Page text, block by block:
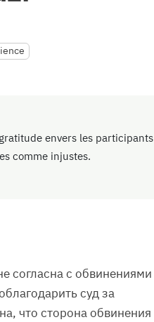
envers les participants
comme injustes.
согласна с обвинениями
суд за
что сторона обвинения